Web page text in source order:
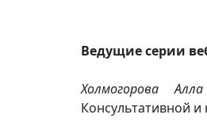
Ведущие серии
Холмогорова
Консультативной